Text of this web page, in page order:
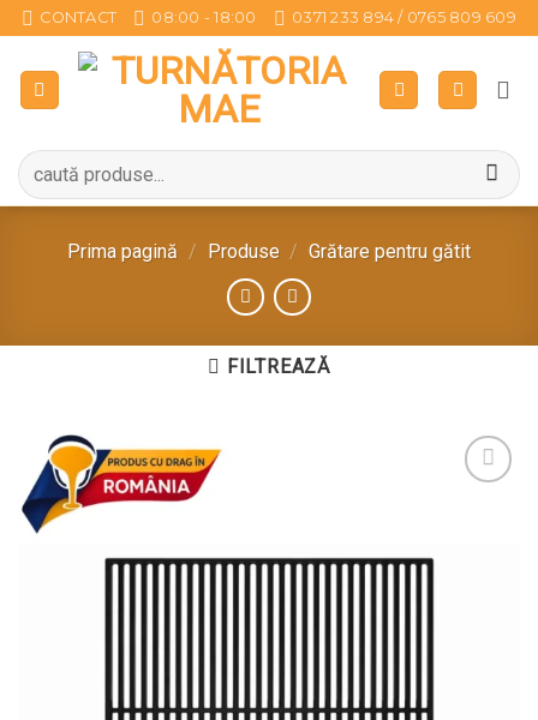
Sari
la
conținut
CONTACT 08:00 - 18:00 0371 233 894 / 0765 809 609
Caută
după:
Prima pagină / Produse / Grătare pentru gătit
FILTREAZĂ